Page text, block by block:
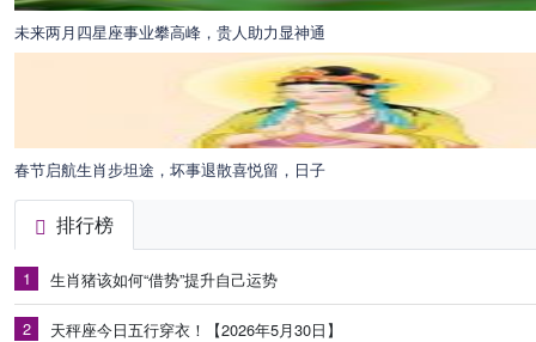
未来两月四星座事业攀高峰，贵人助力显神通
春节启航生肖步坦途，坏事退散喜悦留，日子
排行榜
1 生肖猪该如何“借势”提升自己运势
2 天秤座今日五行穿衣！【2026年5月30日】